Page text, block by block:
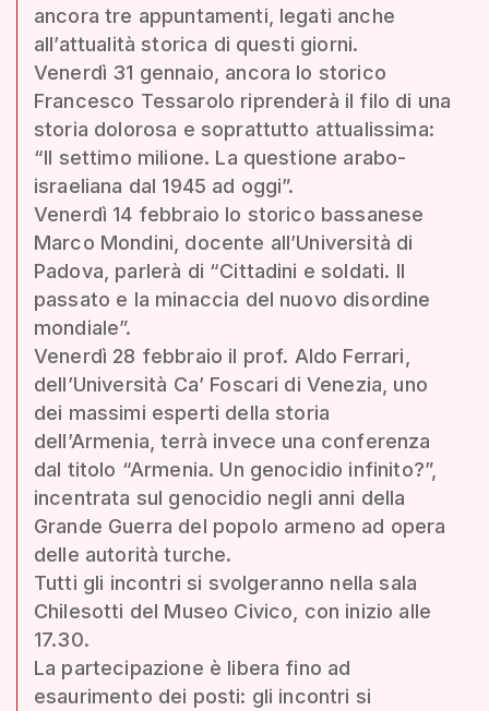
ancora tre appuntamenti, legati anche
all’attualità storica di questi giorni.
Venerdì 31 gennaio, ancora lo storico
Francesco Tessarolo riprenderà il filo di una
storia dolorosa e soprattutto attualissima:
“Il settimo milione. La questione arabo-
israeliana dal 1945 ad oggi”.
Venerdì 14 febbraio lo storico bassanese
Marco Mondini, docente all’Università di
Padova, parlerà di “Cittadini e soldati. Il
passato e la minaccia del nuovo disordine
mondiale”.
Venerdì 28 febbraio il prof. Aldo Ferrari,
dell’Università Ca’ Foscari di Venezia, uno
dei massimi esperti della storia
dell’Armenia, terrà invece una conferenza
dal titolo “Armenia. Un genocidio infinito?”,
incentrata sul genocidio negli anni della
Grande Guerra del popolo armeno ad opera
delle autorità turche.
Tutti gli incontri si svolgeranno nella sala
Chilesotti del Museo Civico, con inizio alle
17.30.
La partecipazione è libera fino ad
esaurimento dei posti: gli incontri si